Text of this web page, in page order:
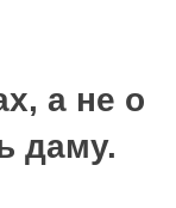
а не о
даму.